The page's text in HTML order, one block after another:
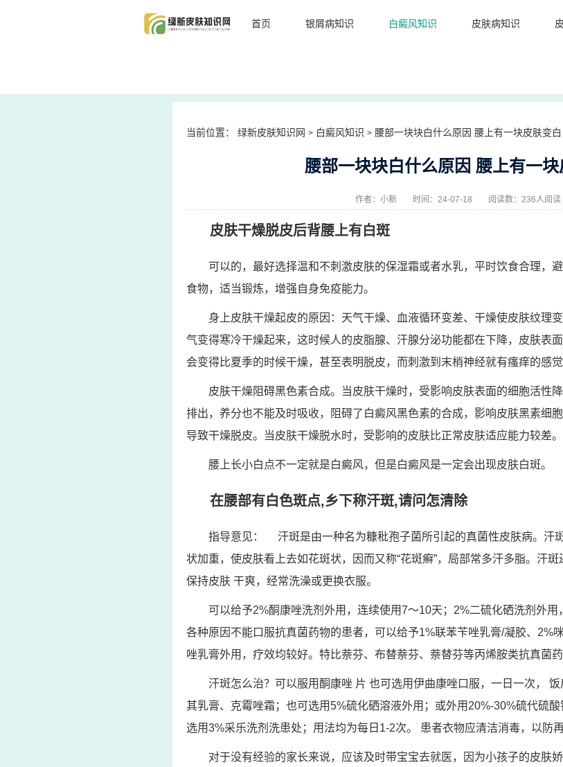
首页 银屑病知识 白癜风知识 皮肤病知识
当前位置： 绿新皮肤知识网 > 白癜风知识 > 腰部一块块白什么原因 腰上有一块皮肤变白
腰部一块块白什么原因 腰上有一块
作者：小新 时间：24-07-18 阅读数：236人阅读
皮肤干燥脱皮后背腰上有白斑
可以的，最好选择温和不刺激皮肤的保湿霜或者水乳，平时饮食合理，
食物，适当锻炼，增强自身免疫能力。
身上皮肤干燥起皮的原因：天气干燥、血液循环变差、干燥使皮肤纹理
气变得寒冷干燥起来，这时候人的皮脂腺、汗腺分泌功能都在下降，皮肤表
会变得比夏季的时候干燥，甚至表明脱皮，而刺激到末梢神经就有瘙痒的感觉
皮肤干燥阻碍黑色素合成。当皮肤干燥时，受影响皮肤表面的细胞活性
排出，养分也不能及时吸收，阻碍了白癜风黑色素的合成，影响皮肤黑素细
导致干燥脱皮。当皮肤干燥脱水时，受影响的皮肤比正常皮肤适应能力较差。
腰上长小白点不一定就是白癜风，但是白癜风是一定会出现皮肤白斑。
在腰部有白色斑点,乡下称汗斑,请问怎清除
指导意见： 汗斑是由一种名为糠秕孢子菌所引起的真菌性皮肤病。汗
状加重，使皮肤看上去如花斑状，因而又称“花斑癣”，局部常多汗多脂。汗
保持皮肤 干爽，经常洗澡或更换衣服。
可以给予2%酮康唑洗剂外用，连续使用7～10天；2%二硫化硒洗剂外
各种原因不能口服抗真菌药物的患者，可以给予1%联苯苄唑乳膏/凝胶、2%
唑乳膏外用，疗效均较好。特比萘芬、布替萘芬、萘替芬等丙烯胺类抗真菌药
汗斑怎么治？可以服用酮康唑 片 也可选用伊曲康唑口服，一日一次，
其乳膏、克霉唑霜；也可选用5%硫化硒溶液外用；或外用20%-30%硫代硫
选用3%采乐洗剂洗患处；用法均为每日1-2次。 患者衣物应清洁消毒，以防再
对于没有经验的家长来说，应该及时带宝宝去就医，因为小孩子的皮肤